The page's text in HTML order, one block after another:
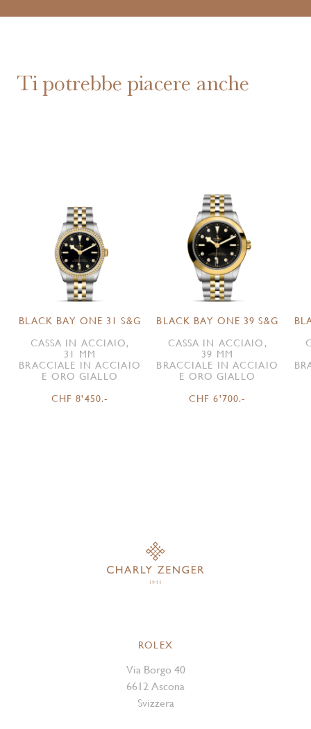
Ti potrebbe piacere anche
BLACK BAY ONE 31 S&G
CASSA IN ACCIAIO,
31 MM
BRACCIALE IN ACCIAIO
E ORO GIALLO
CHF 8'450.-
BLACK BAY ONE 39 S&G
CASSA IN ACCIAIO,
39 MM
BRACCIALE IN ACCIAIO
E ORO GIALLO
CHF 6'700.-
ROLEX
Via Borgo 40
6612 Ascona
Svizzera